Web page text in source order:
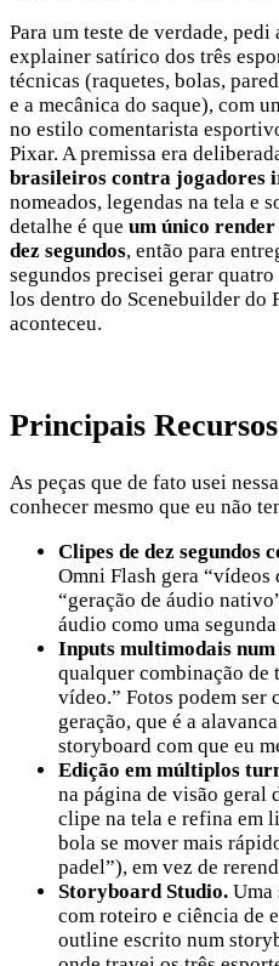
Para um teste de verdade,
explainer satírico dos três
técnicas (raquetes, bolas,
e a mecânica do saque), com
no estilo comentarista
Pixar. A premissa era
brasileiros contra jogadores
nomeados, legendas na tela e
detalhe é que um único
dez segundos, então para
segundos precisei gerar
los dentro do Scenebuilder do
aconteceu.
Principais Recursos
As peças que de fato usei
conhecer mesmo que eu não
Clipes de dez segundos
Omni Flash gera “vídeos
“geração de áudio
áudio como uma segunda
Inputs multimodais
qualquer combinação de
vídeo.” Fotos podem ser
geração, que é a
storyboard com que eu
Edição em múltiplos
na página de visão geral
clipe na tela e refina em
bola se mover mais
padel”), em vez de
Storyboard Studio. Uma
com roteiro e ciência de
outline escrito num